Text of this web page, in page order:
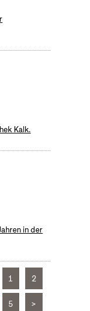
Kalk.
in der
1 2
5 >